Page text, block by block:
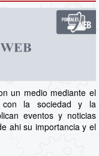
un medio mediante el
con la sociedad y la
eventos y noticias
ahi su importancia y el